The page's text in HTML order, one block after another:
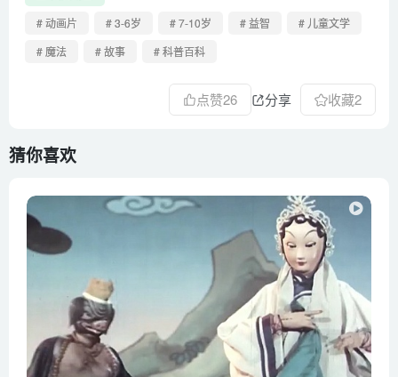
# 动画片
# 3-6岁 # 7-10岁 # 益智
# 儿童文学
# 魔法
# 故事 # 科普百科
点赞26 分享 收藏2
猜你喜欢